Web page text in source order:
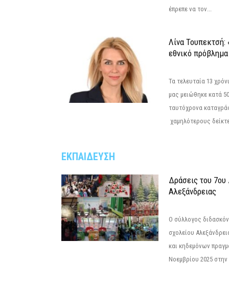
έπρεπε να τον...
Λίνα Τουπεκτσή:
εθνικό πρόβλημα
Τα τελευταία 13
μας μειώθηκε κατά
ταυτόχρονα
χαμηλότερους
ΕΚΠΑΙΔΕΥΣΗ
Δράσεις του 7ου
Αλεξάνδρειας
Ο σύλλογος
σχολείου
και κηδεμόνων
Νοεμβρίου 2025